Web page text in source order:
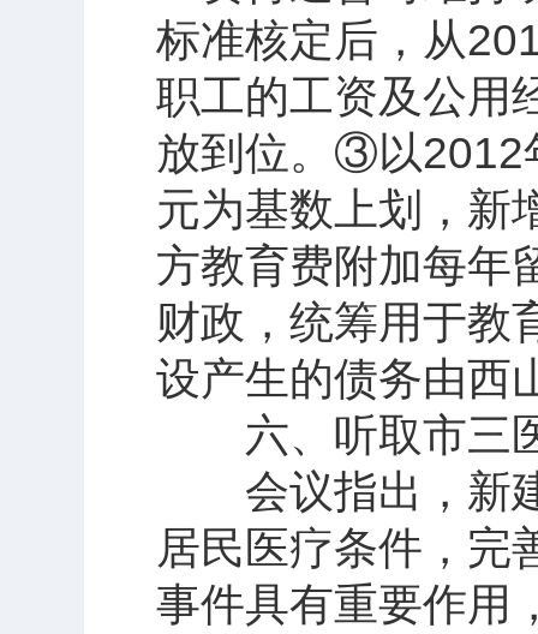
标准核定后，从
职工的工资及公用
放到位。③以2012
元为基数上划，新
方教育费附加每年
财政，统筹用于教
设产生的债务由西
六、听取市三医
会议指出，新建
居民医疗条件，完
事件具有重要作用